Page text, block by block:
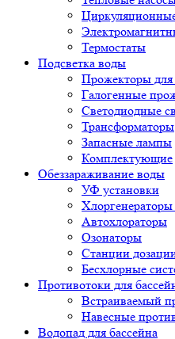
Термостаты
Подсветка воды
Прожекторы для
Галогенные
Светодиодные
Трансформаторы
Запасные лампы
Комплектующие
Обеззараживание воды
УФ установки
Автохлораторы
Озонаторы
Станции
Бесхлорные
Противотоки для
Встраиваемый
Навесные
Водопад для бассейна